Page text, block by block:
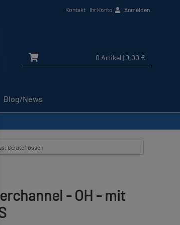
Kontakt Ihr Konto Anmelden
0 Artikel | 0,00 €
Blog/News
Geräteflossen
- OH - mit